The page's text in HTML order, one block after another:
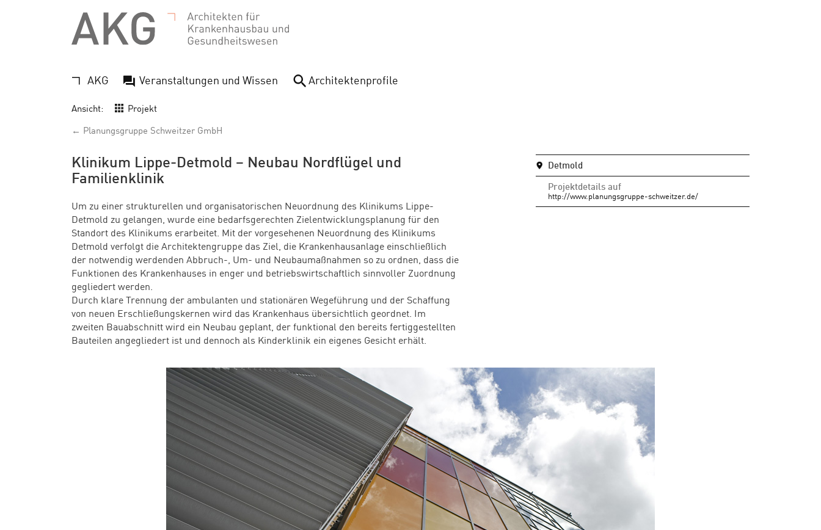
AKG Veranstaltungen und Wissen Architektenprofile
Ansicht:
Projekt
← Planungsgruppe Schweitzer GmbH
Klinikum Lippe-Detmold – Neubau Nordflügel und
Familienklinik
Um zu einer strukturellen und organisa­torischen Neuordnung des Klinikums Lippe-
Detmold zu gelangen, wurde eine bedarfsgerechten Zielentwicklungsplanung für den
Standort des Klinikums erarbeitet. Mit der vorgesehenen Neuordnung des Klinikums
Detmold verfolgt die Architektengruppe das Ziel, die Krankenhaus­anlage einschließlich
der notwendig werdenden Abbruch-, Um- und Neubaumaßnahmen so zu ordnen, dass die
Funktionen des Krankenhauses in enger und betriebs­wirt­schaft­lich sinnvoller Zuordnung
gegliedert werden.
Durch klare Trennung der ambulanten und stationären Wegeführung und der Schaffung
von neuen Erschließungs­kernen wird das Krankenhaus über­sicht­lich geordnet. Im
zweiten Bauabschnitt wird ein Neubau geplant, der funktional den bereits fertiggestellten
Bauteilen angegliedert ist und dennoch als Kinderklinik ein eigenes Gesicht erhält.
Detmold
Projektdetails auf
http://www.planungsgruppe-schweitzer.de/